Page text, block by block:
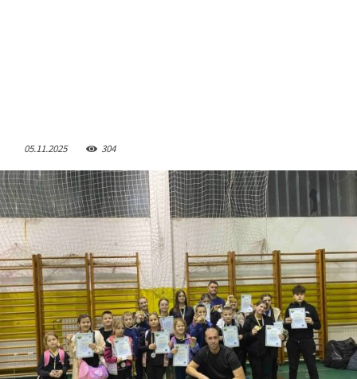
05.11.2025 304